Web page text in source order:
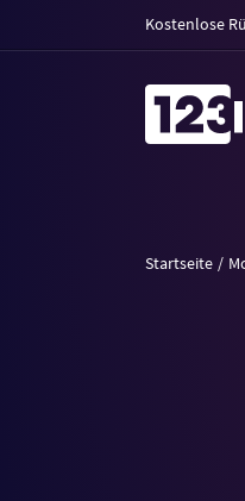
Kostenlose
Startseite